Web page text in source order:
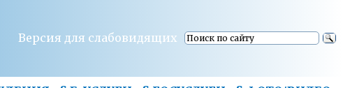
Версия для слабовидящих